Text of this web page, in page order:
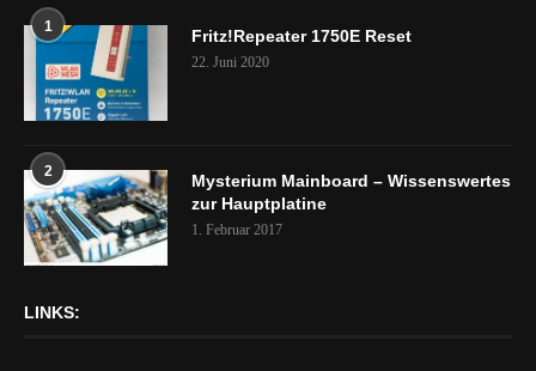
1 Fritz!Repeater 1750E Reset
22. Juni 2020
2
Mysterium Mainboard – Wissenswertes
zur Hauptplatine
1. Februar 2017
LINKS: